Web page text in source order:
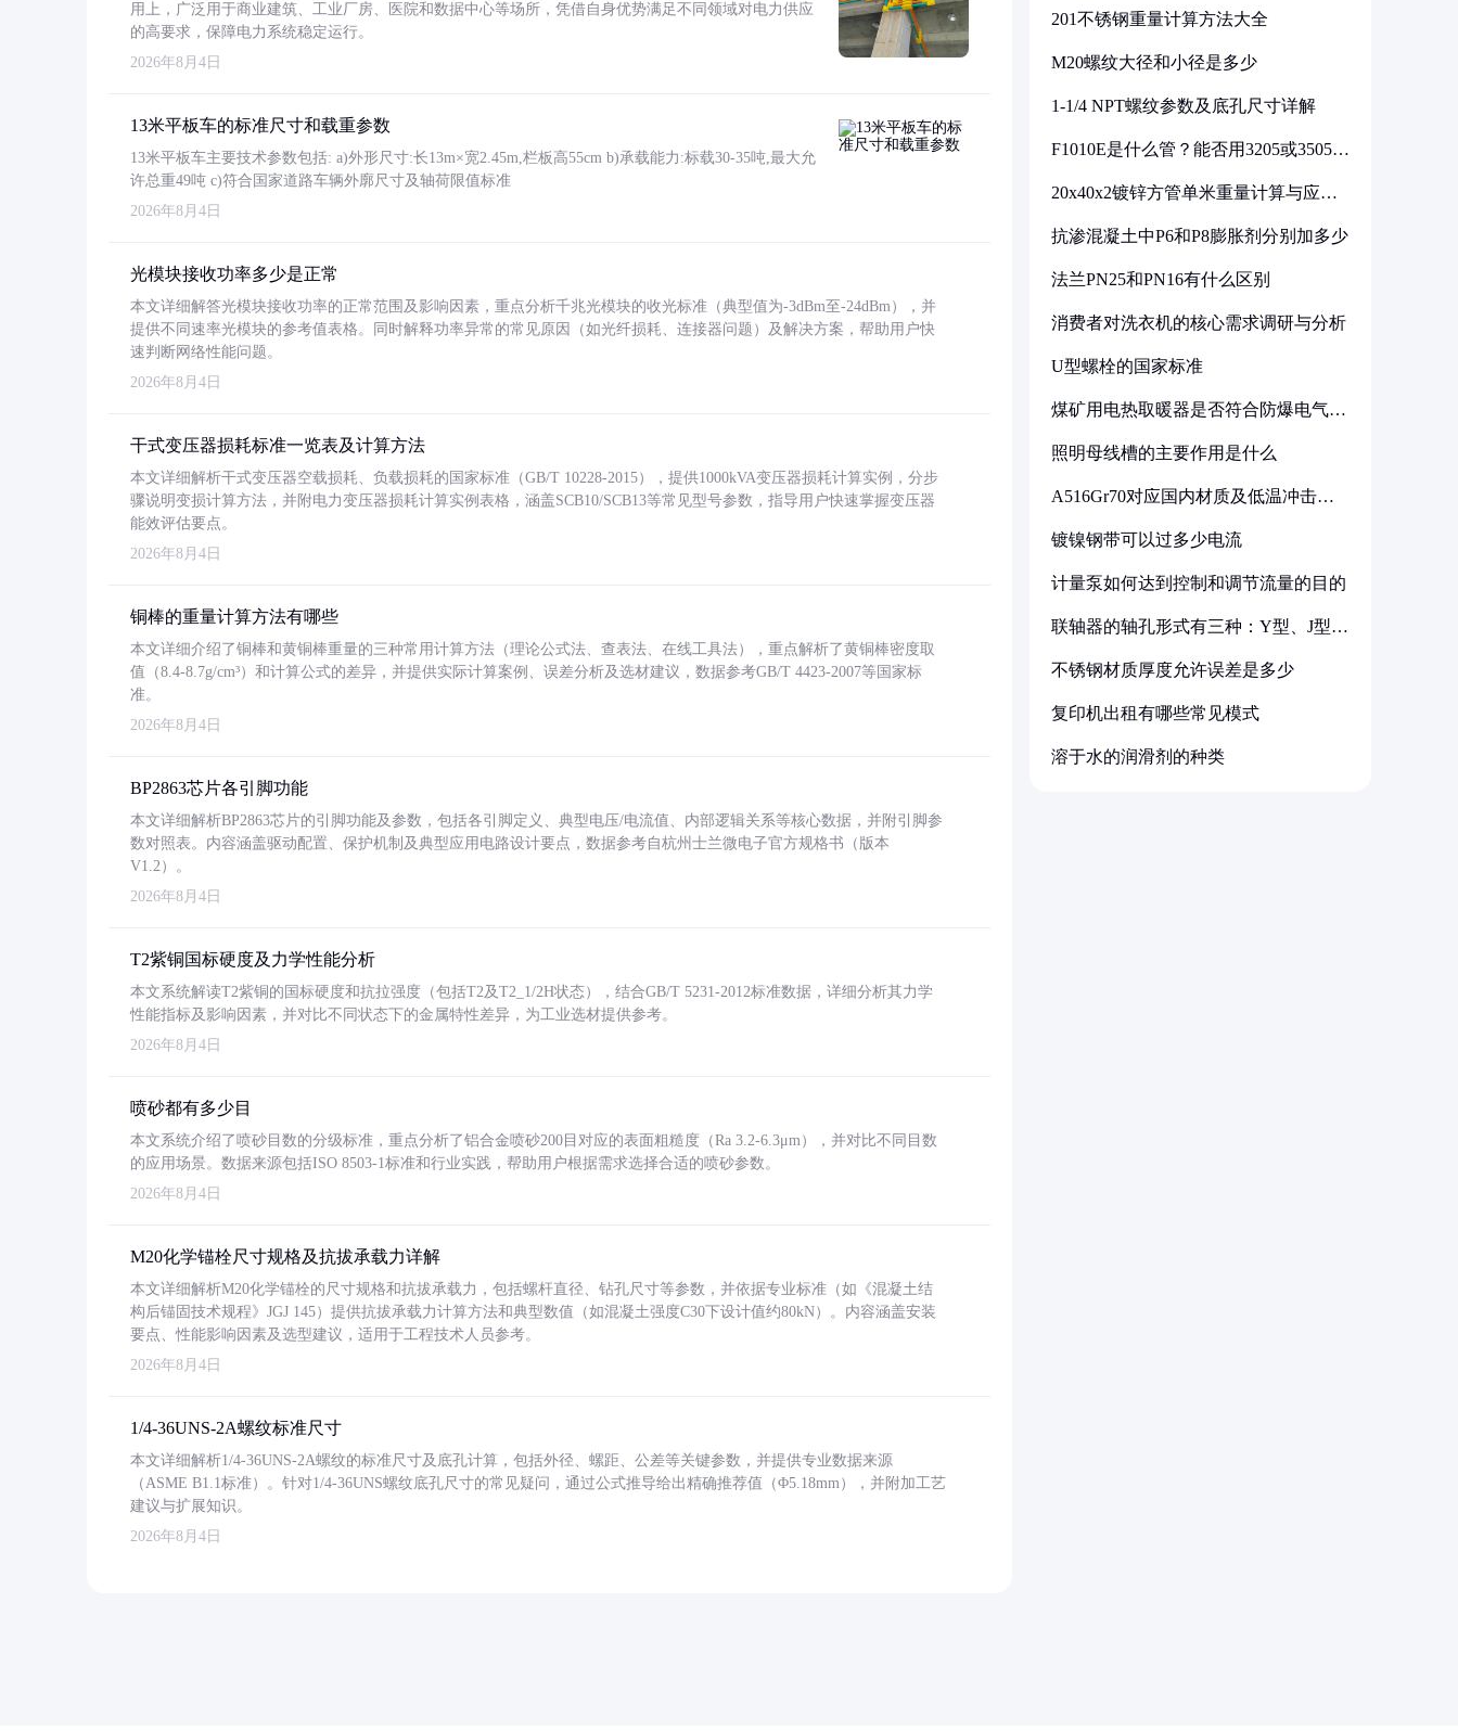
用上，广泛用于商业建筑、工业厂房、医院和数据中心等场所，凭借自身优势满足不同领域对电力供应
的高要求，保障电力系统稳定运行。
2026年8月4日
13米平板车的标准尺寸和载重参数
13米平板车主要技术参数包括: a)外形尺寸:长13m×宽2.45m,栏板高55cm b)承载能力:标载30-35吨,最大允
许总重49吨 c)符合国家道路车辆外廓尺寸及轴荷限值标准
2026年8月4日
光模块接收功率多少是正常
本文详细解答光模块接收功率的正常范围及影响因素，重点分析千兆光模块的收光标准（典型值为-3dBm至-24dBm），并
提供不同速率光模块的参考值表格。同时解释功率异常的常见原因（如光纤损耗、连接器问题）及解决方案，帮助用户快
速判断网络性能问题。
2026年8月4日
干式变压器损耗标准一览表及计算方法
本文详细解析干式变压器空载损耗、负载损耗的国家标准（GB/T 10228-2015），提供1000kVA变压器损耗计算实例，分步
骤说明变损计算方法，并附电力变压器损耗计算实例表格，涵盖SCB10/SCB13等常见型号参数，指导用户快速掌握变压器
能效评估要点。
2026年8月4日
铜棒的重量计算方法有哪些
本文详细介绍了铜棒和黄铜棒重量的三种常用计算方法（理论公式法、查表法、在线工具法），重点解析了黄铜棒密度取
值（8.4-8.7g/cm³）和计算公式的差异，并提供实际计算案例、误差分析及选材建议，数据参考GB/T 4423-2007等国家标
准。
2026年8月4日
BP2863芯片各引脚功能
本文详细解析BP2863芯片的引脚功能及参数，包括各引脚定义、典型电压/电流值、内部逻辑关系等核心数据，并附引脚参
数对照表。内容涵盖驱动配置、保护机制及典型应用电路设计要点，数据参考自杭州士兰微电子官方规格书（版本
V1.2）。
2026年8月4日
T2紫铜国标硬度及力学性能分析
本文系统解读T2紫铜的国标硬度和抗拉强度（包括T2及T2_1/2H状态），结合GB/T 5231-2012标准数据，详细分析其力学
性能指标及影响因素，并对比不同状态下的金属特性差异，为工业选材提供参考。
2026年8月4日
喷砂都有多少目
本文系统介绍了喷砂目数的分级标准，重点分析了铝合金喷砂200目对应的表面粗糙度（Ra 3.2-6.3μm），并对比不同目数
的应用场景。数据来源包括ISO 8503-1标准和行业实践，帮助用户根据需求选择合适的喷砂参数。
2026年8月4日
M20化学锚栓尺寸规格及抗拔承载力详解
本文详细解析M20化学锚栓的尺寸规格和抗拔承载力，包括螺杆直径、钻孔尺寸等参数，并依据专业标准（如《混凝土结
构后锚固技术规程》JGJ 145）提供抗拔承载力计算方法和典型数值（如混凝土强度C30下设计值约80kN）。内容涵盖安装
要点、性能影响因素及选型建议，适用于工程技术人员参考。
2026年8月4日
1/4-36UNS-2A螺纹标准尺寸
本文详细解析1/4-36UNS-2A螺纹的标准尺寸及底孔计算，包括外径、螺距、公差等关键参数，并提供专业数据来源
（ASME B1.1标准）。针对1/4-36UNS螺纹底孔尺寸的常见疑问，通过公式推导给出精确推荐值（Φ5.18mm），并附加工艺
建议与扩展知识。
2026年8月4日
201不锈钢重量计算方法大全
M20螺纹大径和小径是多少
1-1/4 NPT螺纹参数及底孔尺寸详解
F1010E是什么管？能否用3205或3505代
20x40x2镀锌方管单米重量计算与应用
抗渗混凝土中P6和P8膨胀剂分别加多少
法兰PN25和PN16有什么区别
消费者对洗衣机的核心需求调研与分析
U型螺栓的国家标准
煤矿用电热取暖器是否符合防爆电气设
照明母线槽的主要作用是什么
A516Gr70对应国内材质及低温冲击要
镀镍钢带可以过多少电流
计量泵如何达到控制和调节流量的目的
联轴器的轴孔形式有三种：Y型、J型、
不锈钢材质厚度允许误差是多少
复印机出租有哪些常见模式
溶于水的润滑剂的种类